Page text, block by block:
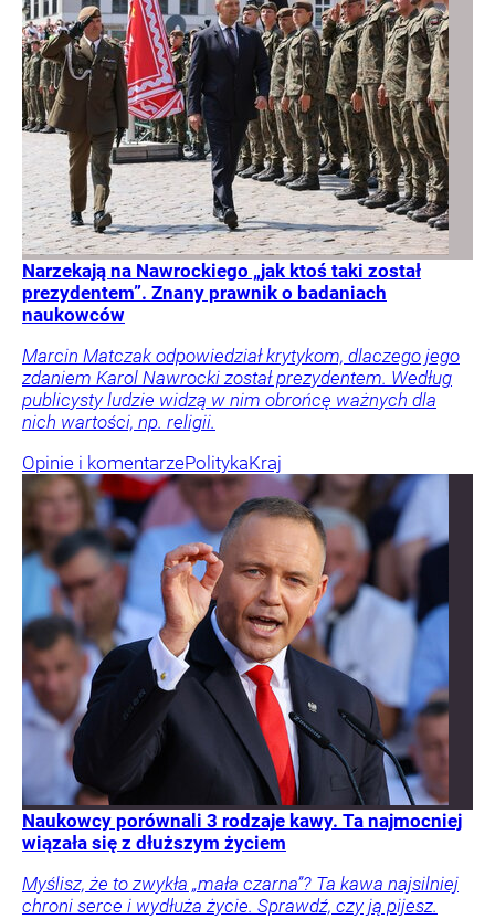
Narzekają na Nawrockiego „jak ktoś taki został
prezydentem”. Znany prawnik o badaniach
naukowców
Marcin Matczak odpowiedział krytykom, dlaczego jego
zdaniem Karol Nawrocki został prezydentem. Według
publicysty ludzie widzą w nim obrońcę ważnych dla
nich wartości, np. religii.
Opinie i komentarzePolitykaKraj
Naukowcy porównali 3 rodzaje kawy. Ta najmocniej
wiązała się z dłuższym życiem
Myślisz, że to zwykła „mała czarna”? Ta kawa najsilniej
chroni serce i wydłuża życie. Sprawdź, czy ją pijesz.